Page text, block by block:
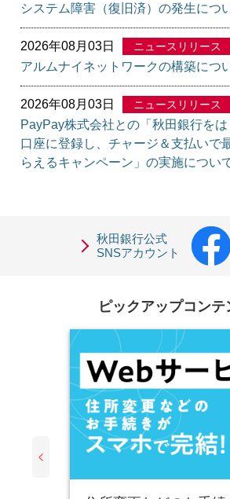
秋田銀行公式
SNSアカウント
ピックアップコンテ
システム障害（復旧済）の発生につ
2026年08月03日 ニュースリリース
アルムナイネットワークの構築につ
2026年08月03日 ニュースリリース
PayPay株式会社との「秋田銀行を
口座に登録し、チャージ＆支払いで
らえるキャンペーン」の実施につい